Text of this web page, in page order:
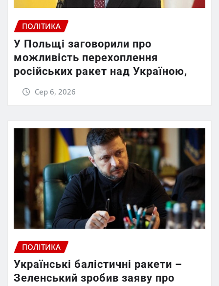
ПОЛІТИКА
У Польщі заговорили про
можливість перехоплення
російських ракет над Україною,
Сер 6, 2026
ПОЛІТИКА
Українські балістичні ракети –
Зеленський зробив заяву про